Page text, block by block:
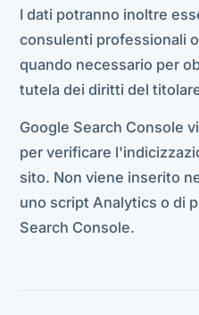
I dati potranno inoltre
consulenti professionali
quando necessario per
tutela dei diritti del
Google Search Console
per verificare
sito. Non viene inserito
uno script Analytics o di
Search Console.